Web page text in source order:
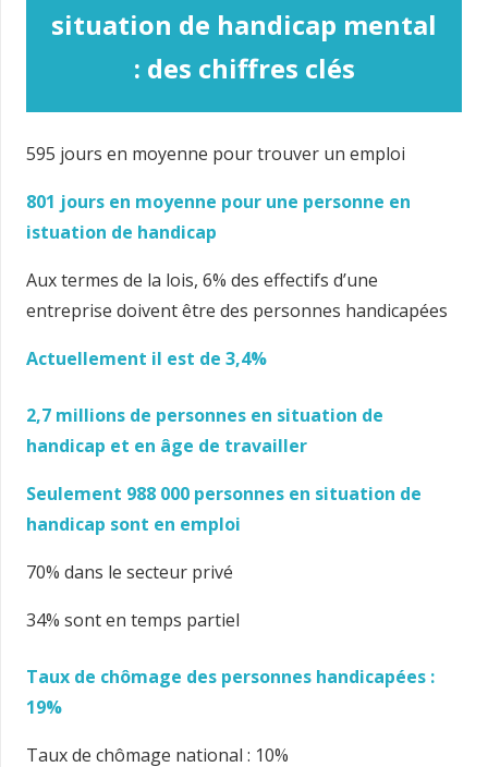
situation de handicap mental
: des chiffres clés
595 jours en moyenne pour trouver un emploi
801 jours en moyenne pour une personne en
istuation de handicap
Aux termes de la lois, 6% des effectifs d’une
entreprise doivent être des personnes handicapées
Actuellement il est de 3,4%
2,7 millions de personnes en situation de
handicap et en âge de travailler
Seulement 988 000 personnes en situation de
handicap sont en emploi
70% dans le secteur privé
34% sont en temps partiel
Taux de chômage des personnes handicapées :
19%
Taux de chômage national : 10%